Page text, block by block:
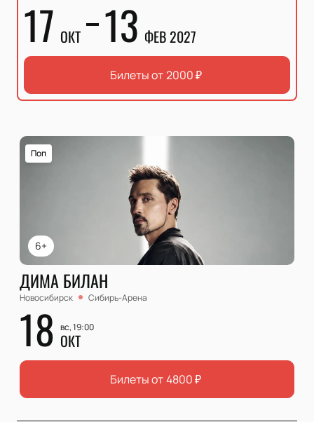
17 ОКТ 13 ФЕВ 2027
Билеты от 2000₽
6+
Поп
ДИМА БИЛАН
Новосибирск Сибирь-Арена
18 вс, 19:00
ОКТ
Билеты от4800₽